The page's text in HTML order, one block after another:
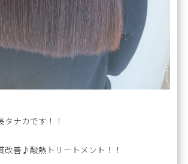
タナカです！！
改善♪酸熱トリートメント！！